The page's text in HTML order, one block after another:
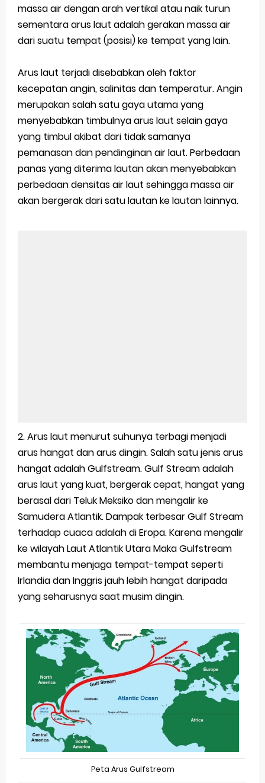
massa air dengan arah vertikal atau naik turun
sementara arus laut adalah gerakan massa air
dari suatu tempat (posisi) ke tempat yang lain.
Arus laut terjadi disebabkan oleh faktor
kecepatan angin, salinitas dan temperatur. Angin
merupakan salah satu gaya utama yang
menyebabkan timbulnya arus laut selain gaya
yang timbul akibat dari tidak samanya
pemanasan dan pendinginan air laut. Perbedaan
panas yang diterima lautan akan menyebabkan
perbedaan densitas air laut sehingga massa air
akan bergerak dari satu lautan ke lautan lainnya.
2. Arus laut menurut suhunya terbagi menjadi
arus hangat dan arus dingin. Salah satu jenis arus
hangat adalah Gulfstream. Gulf Stream adalah
arus laut yang kuat, bergerak cepat, hangat yang
berasal dari Teluk Meksiko dan mengalir ke
Samudera Atlantik. Dampak terbesar Gulf Stream
terhadap cuaca adalah di Eropa. Karena mengalir
ke wilayah Laut Atlantik Utara Maka Gulfstream
membantu menjaga tempat-tempat seperti
Irlandia dan Inggris jauh lebih hangat daripada
yang seharusnya saat musim dingin.
Peta Arus Gulfstream